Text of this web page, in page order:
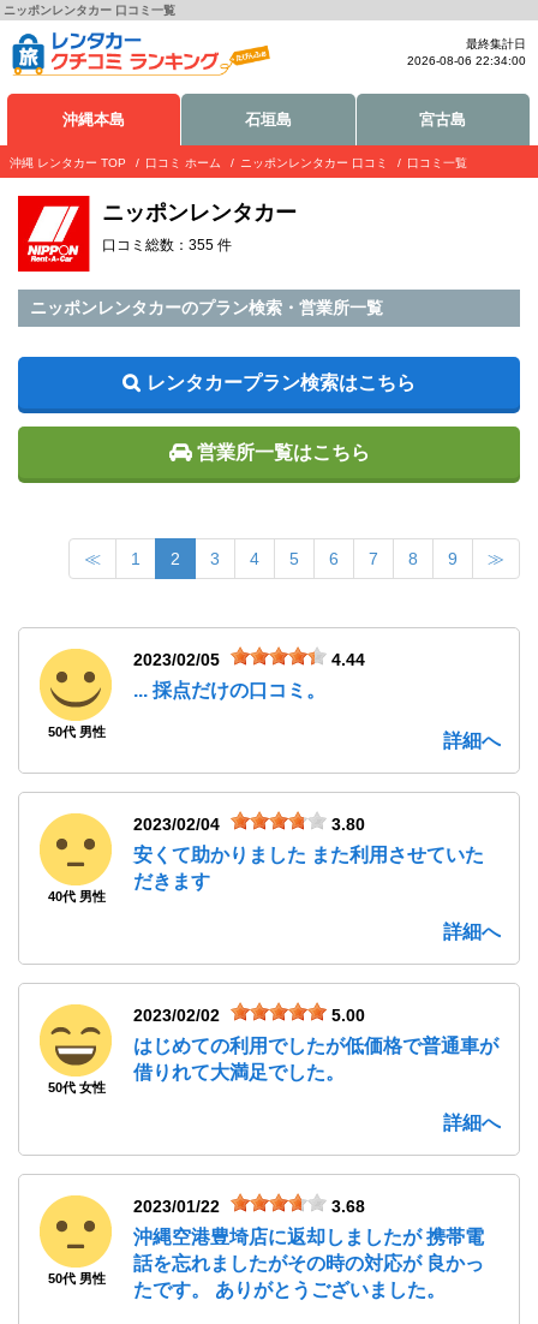
ニッポンレンタカー 口コミ一覧
最終集計日
2026-08-06 22:34:00
沖縄本島 石垣島 宮古島
沖縄 レンタカー TOP 口コミ ホーム ニッポンレンタカー 口コミ 口コミ一覧
ニッポンレンタカー
口コミ総数：355 件
ニッポンレンタカーのプラン検索・営業所一覧
レンタカープラン検索はこちら
営業所一覧はこちら
≪ 1 2 3 4 5 6 7 8 9 ≫
50代 男性
2023/02/05 4.44
... 採点だけの口コミ。
詳細へ
40代 男性
2023/02/04 3.80
安くて助かりました また利用させていた
だきます
詳細へ
50代 女性
2023/02/02 5.00
はじめての利用でしたが低価格で普通車が
借りれて大満足でした。
詳細へ
50代 男性
2023/01/22 3.68
沖縄空港豊埼店に返却しましたが 携帯電
話を忘れましたがその時の対応が 良かっ
たです。 ありがとうございました。